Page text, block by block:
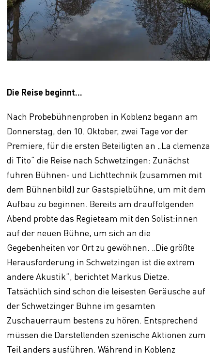
Die Reise beginnt…
Nach Probebühnenproben in Koblenz begann am
Donnerstag, den 10. Oktober, zwei Tage vor der
Premiere, für die ersten Beteiligten an „La clemenza
di Tito“ die Reise nach Schwetzingen: Zunächst
fuhren Bühnen- und Lichttechnik (zusammen mit
dem Bühnenbild) zur Gastspielbühne, um mit dem
Aufbau zu beginnen. Bereits am drauffolgenden
Abend probte das Regieteam mit den Solist:innen
auf der neuen Bühne, um sich an die
Gegebenheiten vor Ort zu gewöhnen. „Die größte
Herausforderung in Schwetzingen ist die extrem
andere Akustik“, berichtet Markus Dietze.
Tatsächlich sind schon die leisesten Geräusche auf
der Schwetzinger Bühne im gesamten
Zuschauerraum bestens zu hören. Entsprechend
müssen die Darstellenden szenische Aktionen zum
Teil anders ausführen. Während in Koblenz